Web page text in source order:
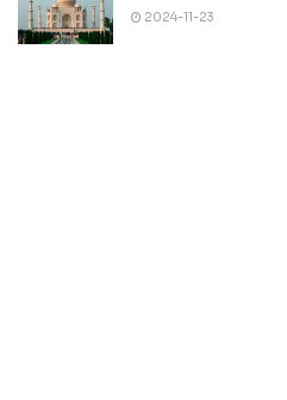
2024-11-23